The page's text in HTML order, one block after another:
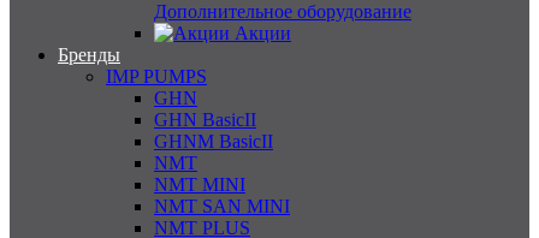
Дополнительное оборудование
Акции
Бренды
IMP PUMPS
GHN
GHN BasicII
GHNM BasicII
NMT
NMT MINI
NMT SAN MINI
NMT PLUS